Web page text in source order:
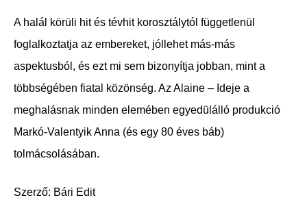
A halál körüli hit és tévhit korosztálytól függetlenül
foglalkoztatja az embereket, jóllehet más-más
aspektusból, és ezt mi sem bizonyítja jobban, mint a
többségében fiatal közönség. Az Alaine – Ideje a
meghalásnak minden elemében egyedülálló produkció
Markó-Valentyik Anna (és egy 80 éves báb)
tolmácsolásában.
Szerző: Bári Edit